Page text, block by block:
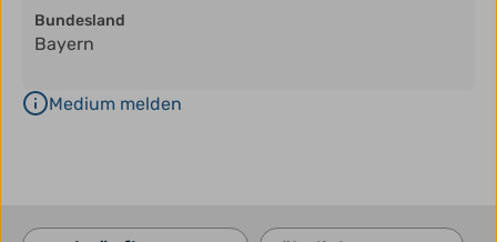
Bundesland
Bayern
Medium melden